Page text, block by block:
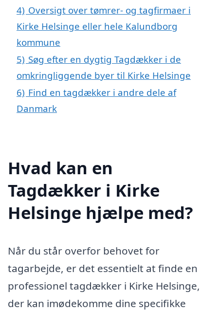
4) Oversigt over tømrer- og tagfirmaer i
Kirke Helsinge eller hele Kalundborg
kommune
5) Søg efter en dygtig Tagdækker i de
omkringliggende byer til Kirke Helsinge
6) Find en tagdækker i andre dele af
Danmark
Hvad kan en
Tagdækker i Kirke
Helsinge hjælpe med?
Når du står overfor behovet for
tagarbejde, er det essentielt at finde en
professionel tagdækker i Kirke Helsinge,
der kan imødekomme dine specifikke